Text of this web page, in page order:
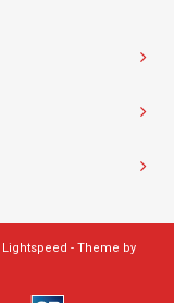
Lightspeed - Theme by